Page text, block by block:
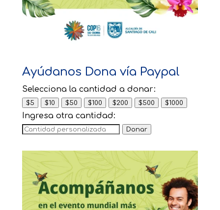
Ayúdanos Dona vía Paypal
Selecciona la cantidad a donar:
$5 $10 $50 $100 $200 $500 $1000
Ingresa otra cantidad:
Donar